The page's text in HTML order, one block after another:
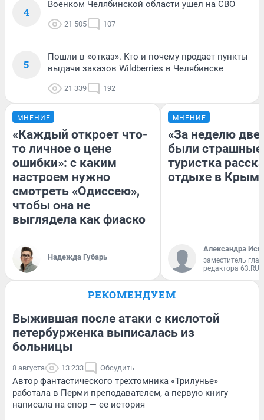
4
Военком Челябинской области ушел на СВО
21 505 107
5
Пошли в «отказ». Кто и почему продает пункты
выдачи заказов Wildberries в Челябинске
21 339 192
МНЕНИЕ
«Каждый откроет что-
то личное о цене
ошибки»: с каким
настроем нужно
смотреть «Одиссею»,
чтобы она не
выглядела как фиаско
Надежда Губарь
МНЕНИЕ
«За неделю две
были
туристка
отдыхе в
Александра
заместитель
редактора 63.RU
РЕКОМЕНДУЕМ
Выжившая после атаки с кислотой
петербурженка выписалась из
больницы
8 августа 13 233 Обсудить
Автор фантастического трехтомника «Трилунье»
работала в Перми преподавателем, а первую книгу
написала на спор — ее история